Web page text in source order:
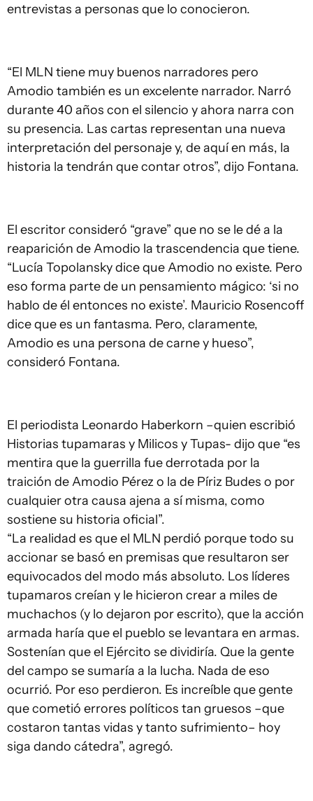
entrevistas a personas que lo conocieron.
“El MLN tiene muy buenos narradores pero
Amodio también es un excelente narrador. Narró
durante 40 años con el silencio y ahora narra con
su presencia. Las cartas representan una nueva
interpretación del personaje y, de aquí en más, la
historia la tendrán que contar otros”, dijo Fontana.
El escritor consideró “grave” que no se le dé a la
reaparición de Amodio la trascendencia que tiene.
“Lucía Topolansky dice que Amodio no existe. Pero
eso forma parte de un pensamiento mágico: ‘si no
hablo de él entonces no existe’. Mauricio Rosencoff
dice que es un fantasma. Pero, claramente,
Amodio es una persona de carne y hueso”,
consideró Fontana.
El periodista Leonardo Haberkorn –quien escribió
Historias tupamaras y Milicos y Tupas- dijo que “es
mentira que la guerrilla fue derrotada por la
traición de Amodio Pérez o la de Píriz Budes o por
cualquier otra causa ajena a sí misma, como
sostiene su historia oficial”.
“La realidad es que el MLN perdió porque todo su
accionar se basó en premisas que resultaron ser
equivocados del modo más absoluto. Los líderes
tupamaros creían y le hicieron crear a miles de
muchachos (y lo dejaron por escrito), que la acción
armada haría que el pueblo se levantara en armas.
Sostenían que el Ejército se dividiría. Que la gente
del campo se sumaría a la lucha. Nada de eso
ocurrió. Por eso perdieron. Es increíble que gente
que cometió errores políticos tan gruesos –que
costaron tantas vidas y tanto sufrimiento– hoy
siga dando cátedra”, agregó.